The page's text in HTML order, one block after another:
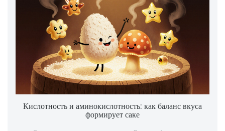
Кислотность и аминокислотность: как баланс вкуса
формирует саке